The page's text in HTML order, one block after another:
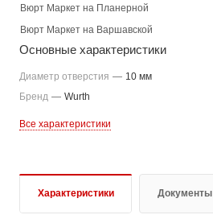
Вюрт Маркет на Планерной
Вюрт Маркет на Варшавской
Основные характеристики
Диаметр отверстия — 10 мм
Бренд — Wurth
Все характеристики
Характеристики Документы